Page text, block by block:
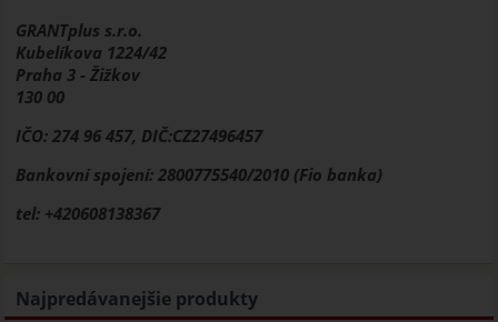
GRANTplus s.r.o.
Kubelíkova 1224/42
Praha 3 - Žižkov
130 00
IČO: 274 96 457, DIČ:CZ27496457
Bankovní spojení: 2800775540/2010 (Fio banka)
tel: +420608138367
Najpredávanejšie produkty